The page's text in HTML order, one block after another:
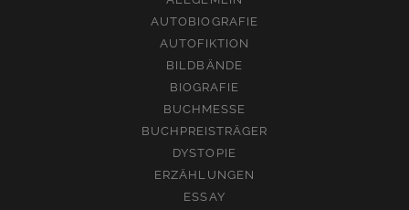
AUTOBIOGRAFIE
AUTOFIKTION
BILDBÄNDE
BIOGRAFIE
BUCHMESSE
BUCHPREISTRÄGER
DYSTOPIE
ERZÄHLUNGEN
ESSAY